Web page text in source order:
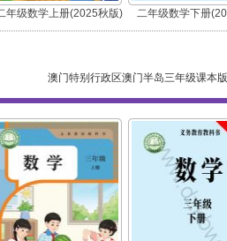
年级数学上册(2025秋版) 二年级数学下册
澳门特别行政区澳门半岛三年级课本